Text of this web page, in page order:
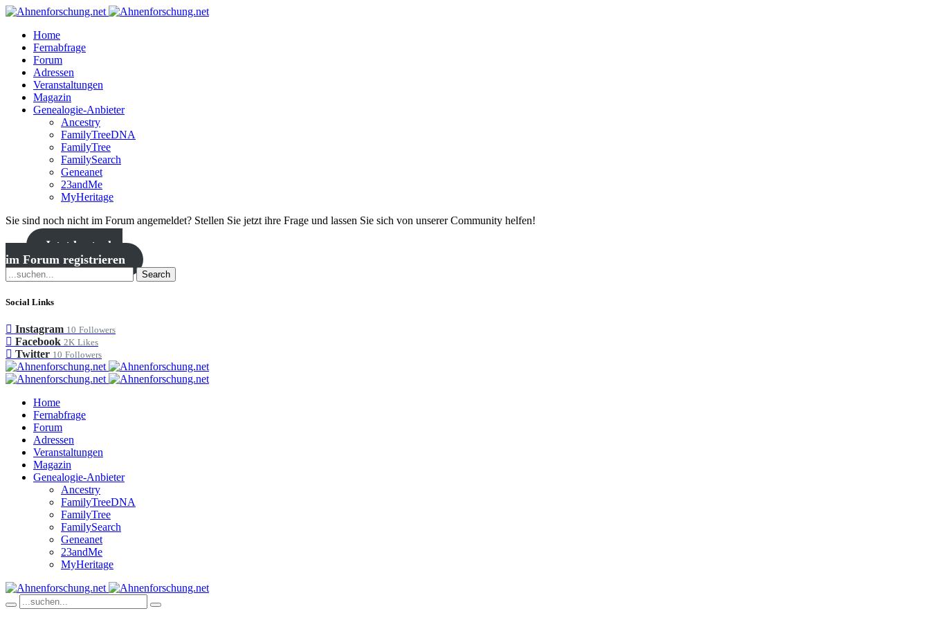
Home
Fernabfrage
Forum
Adressen
Veranstaltungen
Magazin
Genealogie-Anbieter
Ancestry
FamilyTreeDNA
FamilyTree
FamilySearch
Geneanet
23andMe
MyHeritage
Sie sind noch nicht im Forum angemeldet? Stellen Sie jetzt ihre Frage und lassen Sie sich von unserer Community helfen!
Jetzt kostenlos
im Forum registrieren
Search
Social Links
Instagram 10 Followers
Facebook 2K Likes
Twitter 10 Followers
Home
Fernabfrage
Forum
Adressen
Veranstaltungen
Magazin
Genealogie-Anbieter
Ancestry
FamilyTreeDNA
FamilyTree
FamilySearch
Geneanet
23andMe
MyHeritage